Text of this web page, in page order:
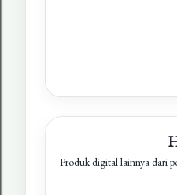
Produk digital lainnya dari